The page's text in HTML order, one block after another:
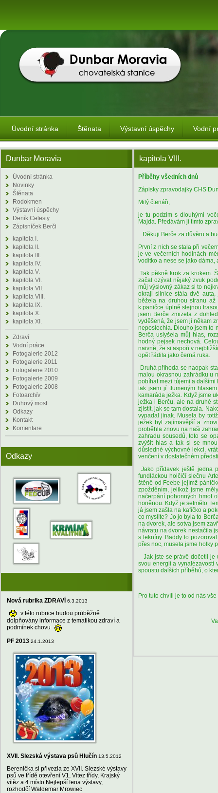
Úvodní stránka Štěnata Výstavní úspěchy Vodní
Dunbar Moravia
Úvodní stránka
Novinky
Štěnata
Rodokmen
Výstavní úspěchy
Deník Celesty
Zápisníček Berči
kapitola I.
kapitola II.
kapitola III.
kapitola IV.
kapitola V.
kapitola VI.
kapitola VII.
kapitola VIII.
kapitola IX.
kapitola X.
kapitola XI.
Zdraví
Vodní práce
Fotogalerie 2012
Fotogalerie 2011
Fotogalerie 2010
Fotogalerie 2009
Fotogalerie 2008
Fotoarchív
Duhový most
Odkazy
Kontakt
Komentare
Odkazy
Nová rubrika ZDRAVÍ 6.3.2013
v této rubrice budou průběžně
dolpňovány informace z tematikou zdraví a
podmínek chovu
PF 2013 24.1.2013
XVII. Slezská výstava psů Hlučín 13.5.2012
Berenička si přivezla ze XVII. Slezské výstavy
psů ve třídě otevření V1, Vítez třídy, Krajský
vítěz a 4.místo Nejlepší fena výstavy,
rozhodčí Waldemar Mrowiec
kapitola VIII.
Příběhy všedních dnů
Zápisky zpravodajky CHS
Milý čtenáři,
je tu podzim s dlouhými
Majda. Předávám jí tímto
Děkuji Berče za důvěru a
První z nich se stala při
je ve večerních hodinách
vodítko a nese se jako dáma,
Tak pěkně krok za krokem.
začal ozývat nějaký zvuk
můj výslovný zákaz si to
okraji silnice stála dvě auta,
běžela na druhou stranu
k paničce úplně stejnou
jsem Berče zmizela z
vyděšená, že jsem jí někam
neposlechla. Dlouho jsem to
Berča uslyšela můj hlas,
hodný pejsek nechová.
naivně, že si aspoň v
opět řádila jako černá ruka.
Druhá příhoda se naopak
malou okrasnou zahrádku u
pobíhat mezi tújemi a dalšími
tak jsem jí tlumeným
kamaráda ježka. Když jsme
ježka i Berču, ale na druhé
zjistit, jak se tam dostala.
vypadal jinak. Musela by
ježek byl zajímavější a
proběhla znovu na naši
zahradu sousedů, toto se
zvýšit hlas a tak si se
důsledné výchovné lekci,
venčení v dostatečném
Jako přídavek ještě jedna
fundláckou holčičí slečnu
štěně od Feebe jejímž
zpožděním, jelikož jsme
načerpání pohonných hmot
honěnou. Když je setmělo
já jsem zašla na kafíčko a
co myslíte? Jo jo byla to
na dvorek, ale sotva jsem
návratu na dvorek nestačila
s lekníny. Baddy to
přes noc, musela jsme holky
Jak jste se právě dočetli je
svou energií a vynalézavostí
spoustu dalších příběhů, o
Pro tuto chvíli je to od nás
Vaše nová